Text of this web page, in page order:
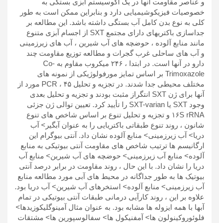
و عناصر مقاومت آنها در یک اکوسیستم آبزی بستگی به
خصوصیات فیزیکوشیمیایی دارد و بنابراین ممکن است به طور
کلی به نوع بدن کامل آب بستگی داشته باشد. این مطالعه بر
جداسازی باکتریهای دارای مجتمع SXT از اجسام آبزی متنوع
مانند منابع آلوده ، حوضچه های آب شیرین ، آب های زیرزمینی
و آب های ساحلی غرب گجرات و مطالعه توزیع مقاومت چند
دارو در آنها است. در ابتدا ، ۲۴۶ میکروب مقاوم به Co-
Trimoxazole بر اساس تمایز مورفولوژیکی از نمونه های
مختلف محیطی جدا شدند. در تجزیه و تحلیل PCR ، ۴۵ مورد از
آنها برای ژن SXT انتگراز مثبت بودند و تجزیه و تحلیل بعدی
وجود SXT یا SXT-varian را تأیید کرد. تعیین توالی ژن جزئی
۱۶S rRNA و تجزیه و تحلیل تنوع بر اساس شاخص های تنوع
شانون ، روند تنوع طبقاتی باکتریایی را به عنوان آبگیر> آب
دریا> آب زیرزمینی> منابع آلوده نشان داد. آنتی بیوگرام این
ارگانیسم ها ترتیب شاخص های مقاومت آنتی بیوتیکی به منابع
آلوده> منابع آب زیرزمینی> حوضچه های آب شیرین> منابع آب
دریا را نشان داد. با این حال ، روند مقاومت در برابر درصد آنتی
بیوتیک ها به طور جداگانه در محیط های آبی مورد مطالعه منابع
آب زیرزمینی> منابع آلوده> استخرهای آب شیرین> آب دریا بود.
علاوه بر این ، روند کارآیی درمانی طبقات آنتی بیوتیکی در تمام
آبها با همه ایزوله ها مشابه بود. به عنوان مثال آمینوگلیکوزیدها>
فلوئوروکینولون ها> آمفنیکول ها> سفالوسپورین ها> مشتقات